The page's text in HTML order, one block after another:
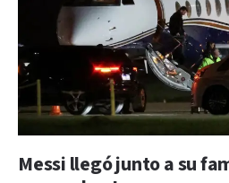
Messi llegó junto a su